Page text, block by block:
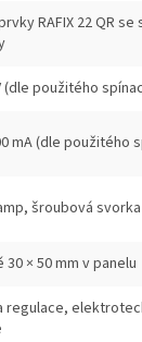
RAFIX 22 QR
(dle použitého
mA (dle použitého
šroubová
30 × 50 mm v panelu
regulace,